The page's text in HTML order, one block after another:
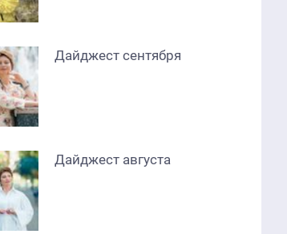
Дайджест сентября
Дайджест августа